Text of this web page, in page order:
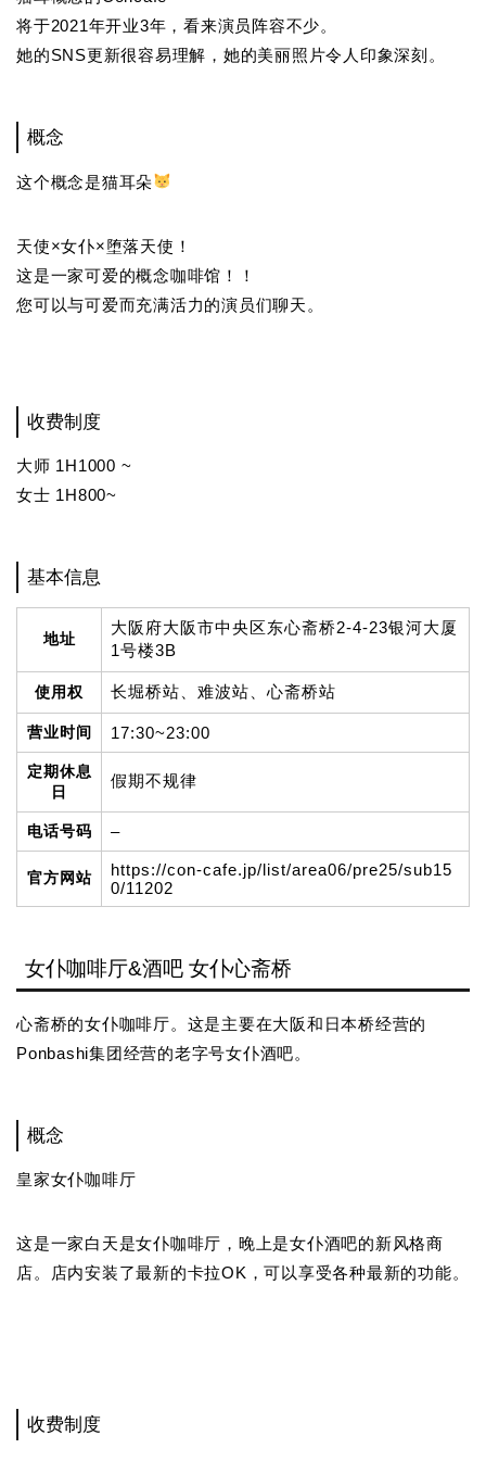
将于2021年开业3年，看来演员阵容不少。
她的SNS更新很容易理解，她的美丽照片令人印象深刻。
概念
这个概念是猫耳朵
天使×女仆×堕落天使！
这是一家可爱的概念咖啡馆！！
您可以与可爱而充满活力的演员们聊天。
收费制度
大师 1H1000 ~
女士 1H800~
基本信息
地址
大阪府大阪市中央区东心斋桥2-4-23银河大厦
1号楼3B
使用权 长堀桥站、难波站、心斋桥站
营业时间 17:30~23:00
定期休息
日
假期不规律
电话号码 –
官方网站
https://con-cafe.jp/list/area06/pre25/sub15
0/11202
女仆咖啡厅&酒吧 女仆心斋桥
心斋桥的女仆咖啡厅。这是主要在大阪和日本桥经营的
Ponbashi集团经营的老字号女仆酒吧。
概念
皇家女仆咖啡厅
这是一家白天是女仆咖啡厅，晚上是女仆酒吧的新风格商
店。店内安装了最新的卡拉OK，可以享受各种最新的功能。
收费制度